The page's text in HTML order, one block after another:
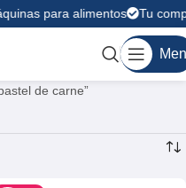
para alimentos Tu
de carne”